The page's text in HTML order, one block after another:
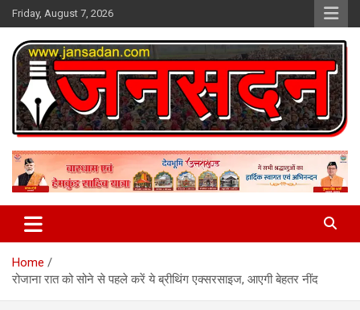
Skip
to
content
Friday, August 7, 2026
Jan Sadan
Home
रोजाना रात को सोने से पहले करें ये ब्रीथिंग एक्सरसाइज, आएगी बेहतर नींद